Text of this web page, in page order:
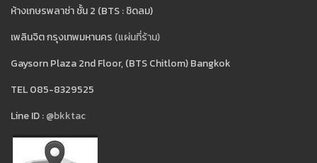
ห้างเกษรพลาซ่า ชั้น 2 (BTS : ชิดลม)
เพลินจิต กรุงเทพมหานคร (แผ่นที่ร้าน)
Gaysorn Plaza 2nd Floor, (BTS Chitlom) Bangkok
TEL 085-8329525
Line ID :@bkktac